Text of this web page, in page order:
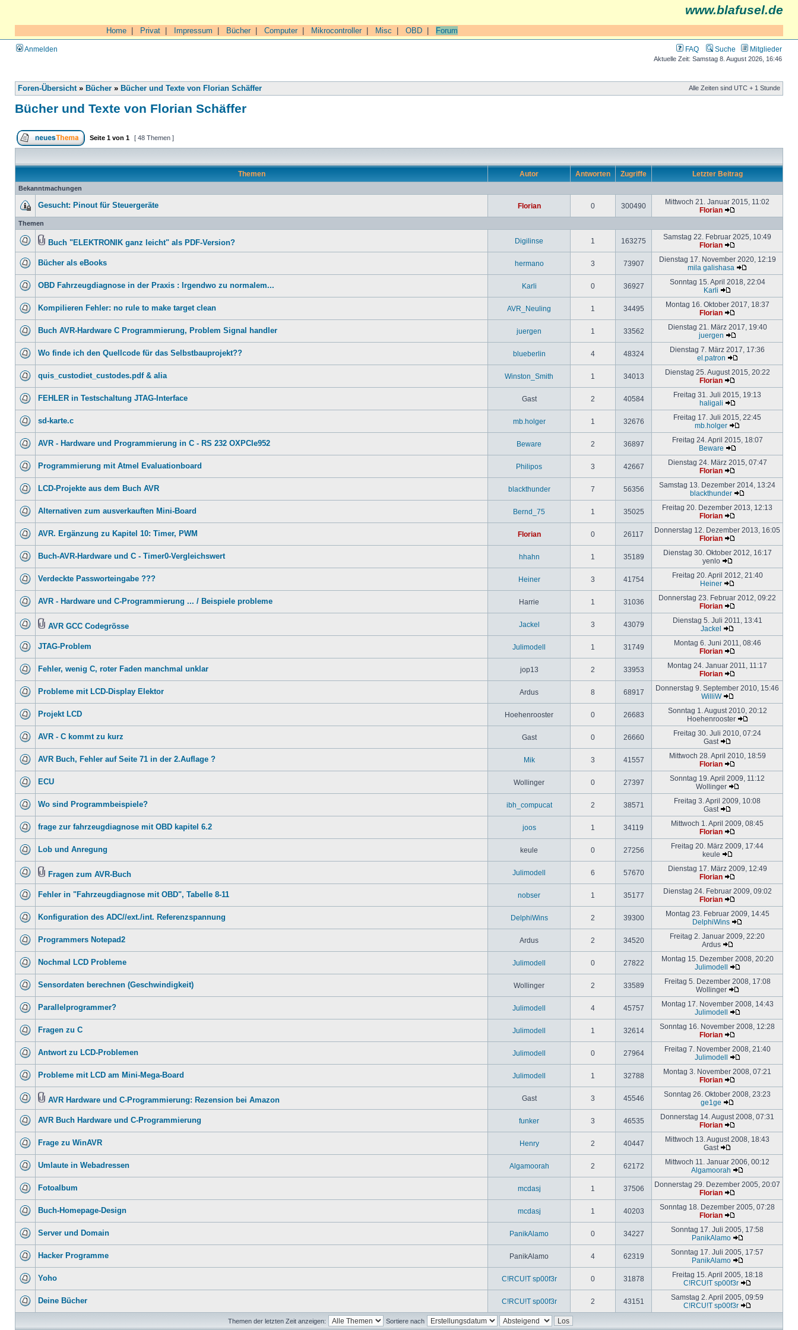
www.blafusel.de
Home Privat Impressum Bücher| Computer| Mikrocontroller| Misc OBD Forum
Anmelden FAQ Suche Mitglieder
Aktuelle Zeit: Samstag 8. August 2026, 16:46
Foren-Übersicht» Bücher » Bücher und Texte von Florian Schäffer Alle Zeiten sind UTC + 1 Stunde
Bücher und Texte von Florian Schäffer
Seite 1 von 1 [ 48 Themen ]
Themen Autor Antworten Zugriffe Letzter Beitrag
Bekanntmachungen
Gesucht: Pinout für Steuergeräte Florian 0 300490
Mittwoch 21. Januar 2015, 11:02
Florian
Themen
Buch "ELEKTRONIK ganz leicht" als PDF-Version? Digilinse 1 163275
Samstag 22. Februar 2025, 10:49
Florian
Bücher als eBooks hermano 3 73907
Dienstag 17. November 2020, 12:19
mila galishasa
OBD Fahrzeugdiagnose in der Praxis : Irgendwo zu normalem... Karli 0 36927
Sonntag 15. April 2018, 22:04
Karli
Kompilieren Fehler: no rule to make target clean AVR_Neuling 1 34495
Montag 16. Oktober 2017, 18:37
Florian
Buch AVR-Hardware C Programmierung, Problem Signal handler juergen 1 33562
Dienstag 21. März 2017, 19:40
juergen
Wo finde ich den Quellcode für das Selbstbauprojekt?? blueberlin 4 48324
Dienstag 7. März 2017, 17:36
el.patron
quis_custodiet_custodes.pdf & alia Winston_Smith 1 34013
Dienstag 25. August 2015, 20:22
Florian
FEHLER in Testschaltung JTAG-Interface Gast 2 40584
Freitag 31. Juli 2015, 19:13
haligali
sd-karte.c mb.holger 1 32676
Freitag 17. Juli 2015, 22:45
mb.holger
AVR - Hardware und Programmierung in C - RS 232 OXPCIe952 Beware 2 36897
Freitag 24. April 2015, 18:07
Beware
Programmierung mit Atmel Evaluationboard Philipos 3 42667
Dienstag 24. März 2015, 07:47
Florian
LCD-Projekte aus dem Buch AVR blackthunder 7 56356
Samstag 13. Dezember 2014, 13:24
blackthunder
Alternativen zum ausverkauften Mini-Board Bernd_75 1 35025
Freitag 20. Dezember 2013, 12:13
Florian
AVR. Ergänzung zu Kapitel 10: Timer, PWM Florian 0 26117
Donnerstag 12. Dezember 2013, 16:05
Florian
Buch-AVR-Hardware und C - Timer0-Vergleichswert hhahn 1 35189
Dienstag 30. Oktober 2012, 16:17
yenlo
Verdeckte Passworteingabe ??? Heiner 3 41754
Freitag 20. April 2012, 21:40
Heiner
AVR - Hardware und C-Programmierung ... / Beispiele probleme Harrie 1 31036
Donnerstag 23. Februar 2012, 09:22
Florian
AVR GCC Codegrösse Jackel 3 43079
Dienstag 5. Juli 2011, 13:41
Jackel
JTAG-Problem Julimodell 1 31749
Montag 6. Juni 2011, 08:46
Florian
Fehler, wenig C, roter Faden manchmal unklar jop13 2 33953
Montag 24. Januar 2011, 11:17
Florian
Probleme mit LCD-Display Elektor Ardus 8 68917
Donnerstag 9. September 2010, 15:46
WilliW
Projekt LCD Hoehenrooster 0 26683
Sonntag 1. August 2010, 20:12
Hoehenrooster
AVR - C kommt zu kurz Gast 0 26660
Freitag 30. Juli 2010, 07:24
Gast
AVR Buch, Fehler auf Seite 71 in der 2.Auflage ? Mik 3 41557
Mittwoch 28. April 2010, 18:59
Florian
ECU Wollinger 0 27397
Sonntag 19. April 2009, 11:12
Wollinger
Wo sind Programmbeispiele? ibh_compucat 2 38571
Freitag 3. April 2009, 10:08
Gast
frage zur fahrzeugdiagnose mit OBD kapitel 6.2 joos 1 34119
Mittwoch 1. April 2009, 08:45
Florian
Lob und Anregung keule 0 27256
Freitag 20. März 2009, 17:44
keule
Fragen zum AVR-Buch Julimodell 6 57670
Dienstag 17. März 2009, 12:49
Florian
Fehler in "Fahrzeugdiagnose mit OBD", Tabelle 8-11 nobser 1 35177
Dienstag 24. Februar 2009, 09:02
Florian
Konfiguration des ADC//ext./int. Referenzspannung DelphiWins 2 39300
Montag 23. Februar 2009, 14:45
DelphiWins
Programmers Notepad2 Ardus 2 34520
Freitag 2. Januar 2009, 22:20
Ardus
Nochmal LCD Probleme Julimodell 0 27822
Montag 15. Dezember 2008, 20:20
Julimodell
Sensordaten berechnen (Geschwindigkeit) Wollinger 2 33589
Freitag 5. Dezember 2008, 17:08
Wollinger
Parallelprogrammer? Julimodell 4 45757
Montag 17. November 2008, 14:43
Julimodell
Fragen zu C Julimodell 1 32614
Sonntag 16. November 2008, 12:28
Florian
Antwort zu LCD-Problemen Julimodell 0 27964
Freitag 7. November 2008, 21:40
Julimodell
Probleme mit LCD am Mini-Mega-Board Julimodell 1 32788
Montag 3. November 2008, 07:21
Florian
AVR Hardware und C-Programmierung: Rezension bei Amazon Gast 3 45546
Sonntag 26. Oktober 2008, 23:23
ge1ge
AVR Buch Hardware und C-Programmierung funker 3 46535
Donnerstag 14. August 2008, 07:31
Florian
Frage zu WinAVR Henry 2 40447
Mittwoch 13. August 2008, 18:43
Gast
Umlaute in Webadressen Algamoorah 2 62172
Mittwoch 11. Januar 2006, 00:12
Algamoorah
Fotoalbum mcdasj 1 37506
Donnerstag 29. Dezember 2005, 20:07
Florian
Buch-Homepage-Design mcdasj 1 40203
Sonntag 18. Dezember 2005, 07:28
Florian
Server und Domain PanikAlamo 0 34227
Sonntag 17. Juli 2005, 17:58
PanikAlamo
Hacker Programme PanikAlamo 4 62319
Sonntag 17. Juli 2005, 17:57
PanikAlamo
Yoho C!RCU!T sp00f3r 0 31878
Freitag 15. April 2005, 18:18
C!RCU!T sp00f3r
Deine Bücher C!RCU!T sp00f3r 2 43151
Samstag 2. April 2005, 09:59
C!RCU!T sp00f3r
Themen der letzten Zeit anzeigen: Sortiere nach